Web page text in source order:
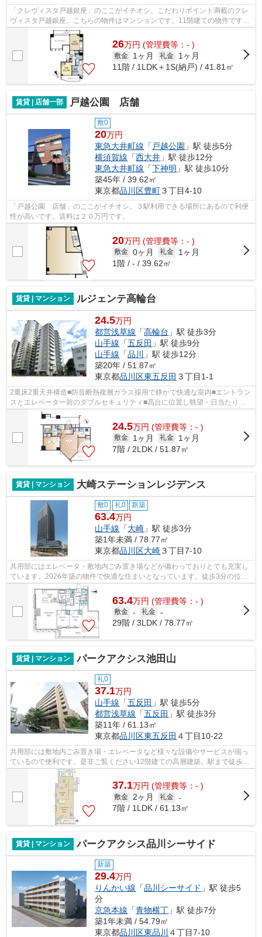
「クレヴィスタ戸越銀座」のここがイチオシ。こだわりポイント満載のクレ
ヴィスタ戸越銀座。こちらの物件はマンションです。11階建ての物件です。
品川区の賃貸情報は私どもにお任せく...
26万円 (管理費等：- )
敷金 1ヶ月 礼金
1ヶ月
11階 / 1LDK＋1S(納戸) / 41.81㎡
賃貸 | 店舗一部 戸越公園 店舗
敷0
20万円
東急大井町線 「 戸越公園 」駅 徒歩5分
横須賀線 「西大井 」駅 徒歩12分
東急大井町線 「下神明 」駅 徒歩10分
築45年 / 39.62㎡
東京都品川区豊町３丁目4-10
「戸越公園 店舗」のここがイチオシ。３駅利用できる場所にあるので利便
性が高いです。賃料は２０万円です。
20万円 (管理費等：- )
敷金 0ヶ月 礼金
1ヶ月
1階 / - / 39.62㎡
賃貸 | マンション ルジェンテ高輪台
24.5万円
都営浅草線 「高輪台 」駅 徒歩3分
山手線 「五反田 」駅 徒歩9分
山手線 「品川
」駅 徒歩12分
築20年 / 51.87㎡
東京都品川区東五反田 ３丁目1-1
2重床2重天井構造■防音断熱複層ガラス採用で静かで快適な室内■エントラン
スとエレベーター前のダブルセキュリティ■高台に位置し眺望・日当たり良
好■3駅徒歩圏内、利便性◎■【定期借家20...
24.5万円 (管理費等：- )
敷金 1ヶ月 礼金
1ヶ月
7階 / 2LDK / 51.87㎡
賃貸 | マンション 大崎ステーションレジデンス
敷0 礼0 新築
63.4万円
山手線 「大崎 」駅 徒歩3分
築1年未満 / 78.77㎡
東京都品川区大崎３丁目7-10
共用部にはエレベータ・敷地内ごみ置き場などが備わっておりとても充実し
ています。2026年築の物件で快適な住まいとなっています。徒歩3分の位置
に駅がある物件です。地上37階建てのマ...
63.4万円 (管理費等：- )
敷金 - 礼金 -
29階 / 3LDK / 78.77㎡
賃貸 | マンション パークアクシス池田山
礼0
37.1万円
山手線 「五反田 」駅 徒歩5分
都営浅草線 「五反田 」駅 徒歩3分
築11年 / 61.13㎡
東京都品川区東五反田 ４丁目10-22
共用部には敷地内ごみ置き場・エレベータなど様々な設備やサービスが揃っ
ているので便利です。是非ご覧ください12階建ての高層建築。駅まで徒歩5
分の立地が魅力的な、利便性の高い物件...
37.1万円 (管理費等：- )
敷金 2ヶ月 礼金 -
7階 / 1LDK / 61.13㎡
賃貸 | マンション パークアクシス品川シーサイド
新築
29.4万円
りんかい線 「品川シーサイド 」駅 徒歩5
分
京急本線 「青物横丁 」駅 徒歩7分
築1年未満 / 54.79㎡
東京都品川区東品川 ４丁目7-10